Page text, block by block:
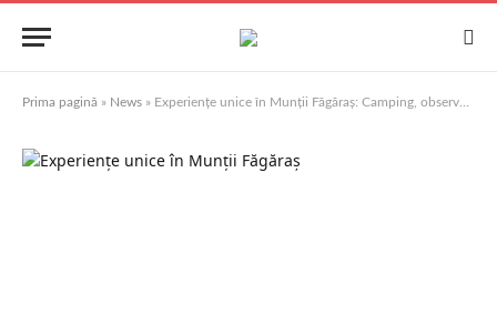
Prima pagină » News » Experiențe unice în Munții Făgăraș: Camping, observarea faunei și aventuri în natură